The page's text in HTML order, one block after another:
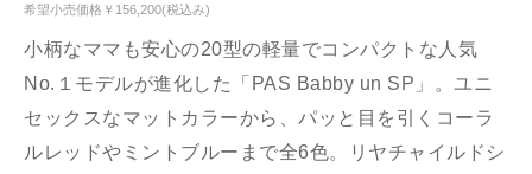
希望小売価格￥156,200(税込み)
小柄なママも安心の20型の軽量でコンパクトな人気
No.１モデルが進化した「PAS Babby un SP」。ユニ
セックスなマットカラーから、パッと目を引くコーラ
ルレッドやミントブルーまで全6色。リヤチャイルドシ